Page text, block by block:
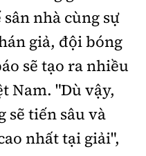
nhà cùng sự
giả, đội bóng
sẽ tạo ra nhiều
Nam. "Dù vậy,
tiến sâu và
nhất tại giải",